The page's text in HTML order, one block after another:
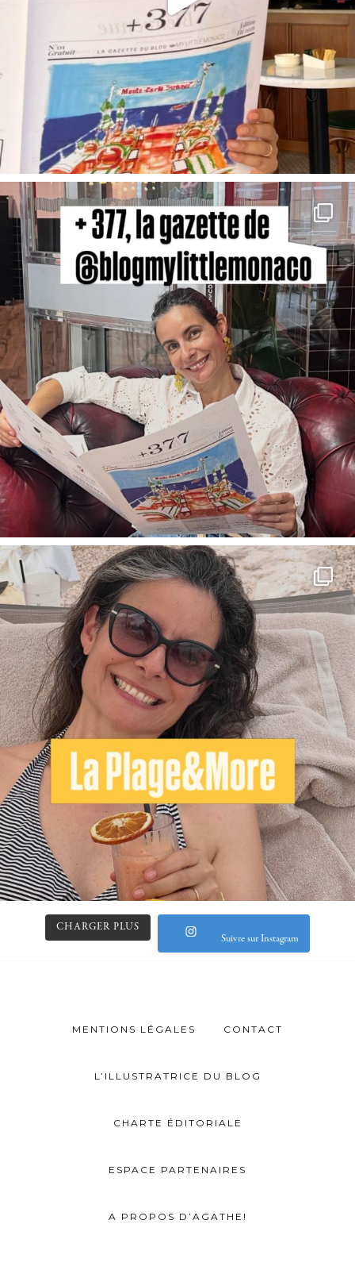
CHARGER PLUS
Suivre sur Instagram
MENTIONS LÉGALES CONTACT
L’ILLUSTRATRICE DU BLOG
CHARTE ÉDITORIALE
ESPACE PARTENAIRES
A PROPOS D’AGATHE!